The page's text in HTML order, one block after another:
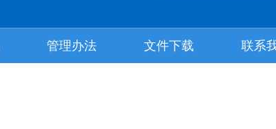
管理办法 文件下载 联系